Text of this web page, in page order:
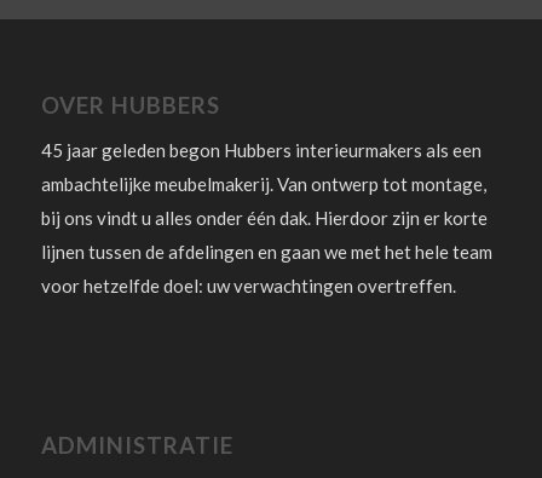
OVER HUBBERS
45 jaar geleden begon Hubbers interieurmakers als een
ambachtelijke meubelmakerij. Van ontwerp tot montage,
bij ons vindt u alles onder één dak. Hierdoor zijn er korte
lijnen tussen de afdelingen en gaan we met het hele team
voor hetzelfde doel: uw verwachtingen overtreffen.
ADMINISTRATIE